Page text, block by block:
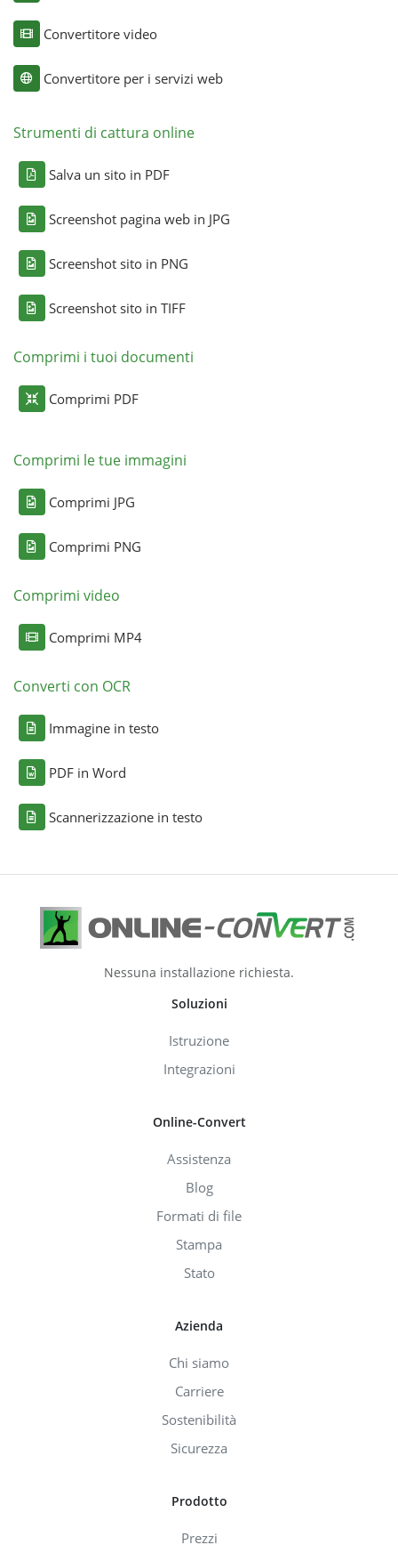
Convertitore video
Convertitore per i servizi web
Strumenti di cattura online
Salva un sito in PDF
Screenshot pagina web in JPG
Screenshot sito in PNG
Screenshot sito in TIFF
Comprimi i tuoi documenti
Comprimi PDF
Comprimi le tue immagini
Comprimi JPG
Comprimi PNG
Comprimi video
Comprimi MP4
Converti con OCR
Immagine in testo
PDF in Word
Scannerizzazione in testo
Nessuna installazione richiesta.
Soluzioni
Istruzione
Integrazioni
Online-Convert
Assistenza
Blog
Formati di file
Stampa
Stato
Azienda
Chi siamo
Carriere
Sostenibilità
Sicurezza
Prodotto
Prezzi